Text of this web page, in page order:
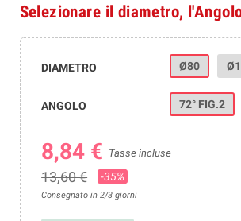
Selezionare il diametro,
DIAMETRO Ø80
ANGOLO 72° FIG.2
8,84 € Tasse incluse
13,60 € -35%
Consegnato in 2/3 giorni